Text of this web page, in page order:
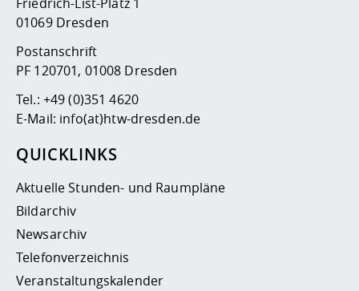
01069 Dresden
Postanschrift
PF 120701, 01008 Dresden
Tel.: +49 (0)351 4620
E-Mail: info(at)htw-dresden.de
QUICKLINKS
Aktuelle Stunden- und Raumpläne
Bildarchiv
Newsarchiv
Telefonverzeichnis
Veranstaltungskalender